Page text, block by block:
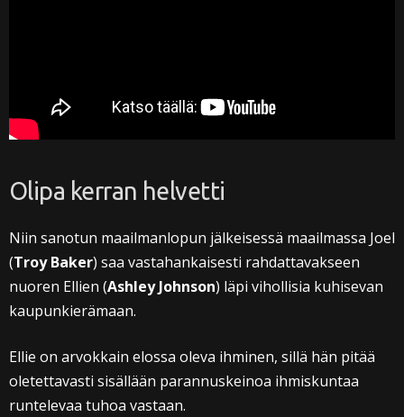
Olipa kerran helvetti
Niin sanotun maailmanlopun jälkeisessä maailmassa Joel
(Troy Baker) saa vastahankaisesti rahdattavakseen
nuoren Ellien (Ashley Johnson) läpi vihollisia kuhisevan
kaupunkierämaan.
Ellie on arvokkain elossa oleva ihminen, sillä hän pitää
oletettavasti sisällään parannuskeinoa ihmiskuntaa
runtelevaa tuhoa vastaan.